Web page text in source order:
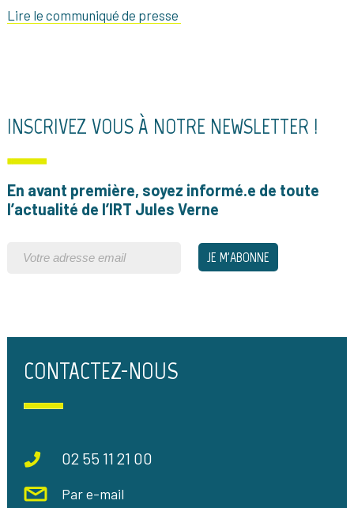
Lire le communiqué de presse
INSCRIVEZ VOUS À NOTRE NEWSLETTER !
En avant première, soyez informé.e de toute
l’actualité de l’IRT Jules Verne
CONTACTEZ-NOUS
02 55 11 21 00
Par e-mail